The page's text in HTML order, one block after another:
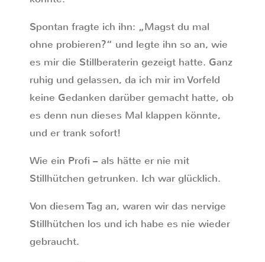
Spontan fragte ich ihn: „Magst du mal
ohne probieren?“ und legte ihn so an, wie
es mir die Stillberaterin gezeigt hatte. Ganz
ruhig und gelassen, da ich mir im Vorfeld
keine Gedanken darüber gemacht hatte, ob
es denn nun dieses Mal klappen könnte,
und er trank sofort!
Wie ein Profi – als hätte er nie mit
Stillhütchen getrunken. Ich war glücklich.
Von diesem Tag an, waren wir das nervige
Stillhütchen los und ich habe es nie wieder
gebraucht.